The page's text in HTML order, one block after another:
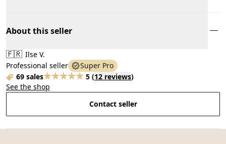
About this seller
🇫🇷 Ilse V.
Professional seller
Super Pro
69 sales
5 (12 reviews)
See the shop
Contact seller